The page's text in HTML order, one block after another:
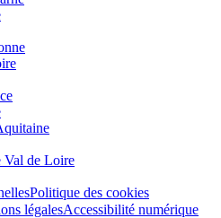
Val de Loire
Politique des cookies
légalesAccessibilité numérique